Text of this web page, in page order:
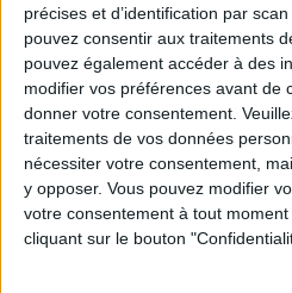
précises et d’identification par
pouvez consentir aux traitements
pouvez également accéder à des
modifier vos préférences avant de
donner votre consentement.
traitements de vos données
nécessiter votre consentement,
y opposer. Vous pouvez modifier
votre consentement à tout
cliquant sur le bouton
THE BEST HOTELS FOR A SPA